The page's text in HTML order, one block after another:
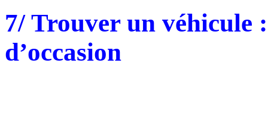
7/ Trouver un véhicule
d’occasion